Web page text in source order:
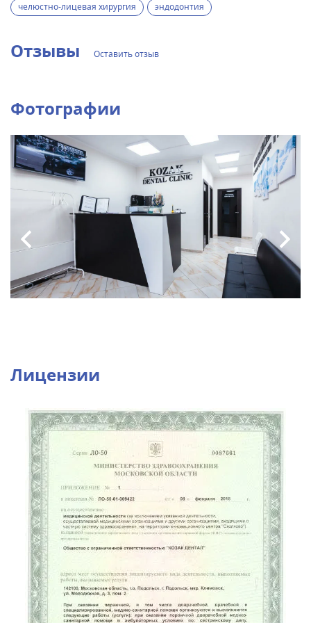
челюстно-лицевая хирургия эндодонтия
Отзывы Оставить отзыв
Фотографии
Лицензии